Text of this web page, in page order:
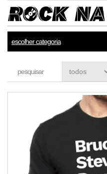
escolher categoria
pesquisar